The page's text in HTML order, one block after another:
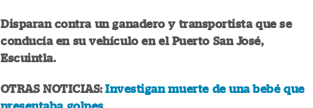
Disparan contra un ganadero y transportista que se
conducía en su vehículo en el Puerto San José,
Escuintla.
OTRAS NOTICIAS:Investigan muerte de una bebé que